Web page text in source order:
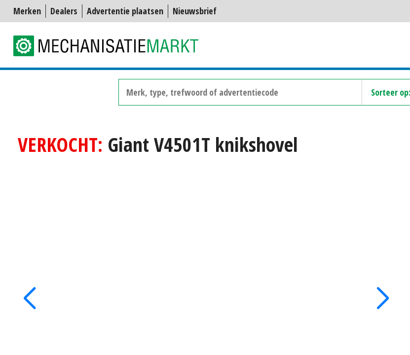
Merken Dealers Advertentie plaatsen Nieuwsbrief
VERKOCHT: Giant V4501T knikshovel